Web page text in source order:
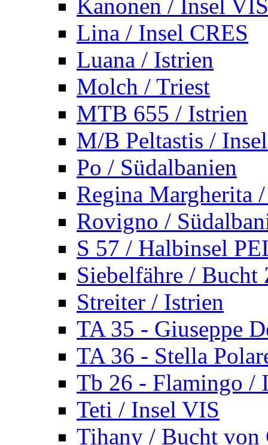
Kanonen / Insel VIS
Lina / Insel CRES
Luana / Istrien
Molch / Triest
MTB 655 / Istrien
M/B Peltastis /
Po / Südalbanien
Regina Margherita
Rovigno /
S 57 / Halbinsel
Siebelfähre / Bucht
Streiter / Istrien
TA 35 - Giuseppe
TA 36 - Stella
Tb 26 - Flamingo /
Teti / Insel VIS
Tihany / Bucht von